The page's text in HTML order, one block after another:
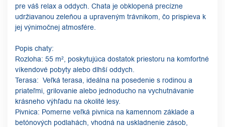
pre váš relax a oddych. Chata je obklopená precízne
udržiavanou zeleňou a upraveným trávnikom, čo prispieva k
jej výnimočnej atmosfére.
Popis chaty:
Rozloha: 55 m², poskytujúca dostatok priestoru na komfortné
víkendové pobyty alebo dlhší oddych.
Terasa: Veľká terasa, ideálna na posedenie s rodinou a
priateľmi, grilovanie alebo jednoducho na vychutnávanie
krásneho výhľadu na okolité lesy.
Pivnica: Pomerne veľká pivnica na kamennom základe a
betónových podlahách, vhodná na uskladnenie zásob,